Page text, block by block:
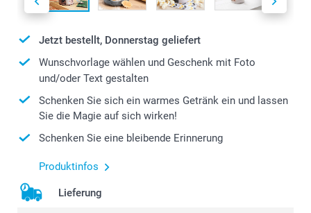
Jetzt bestellt, Donnerstag geliefert
Wunschvorlage wählen und Geschenk mit Foto
und/oder Text gestalten
Schenken Sie sich ein warmes Getränk ein und lassen
Sie die Magie auf sich wirken!
Schenken Sie eine bleibende Erinnerung
Produktinfos
Lieferung